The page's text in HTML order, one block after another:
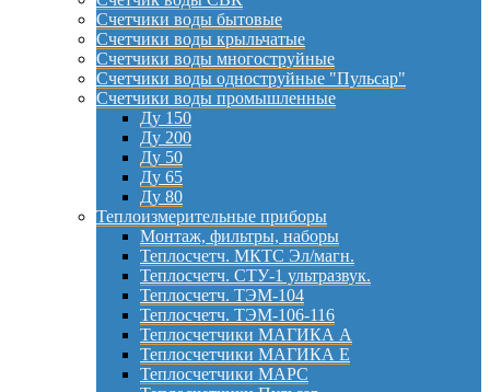
Счетчики воды бытовые
Счетчики воды крыльчатые
Счетчики воды многоструйные
Счетчики воды одноструйные "Пульсар"
Счетчики воды промышленные
Ду 150
Ду 200
Ду 50
Ду 65
Ду 80
Теплоизмерительные приборы
Монтаж, фильтры, наборы
Теплосчетч. МКТС Эл/магн.
Теплосчетч. СТУ-1 ультразвук.
Теплосчетч. ТЭМ-104
Теплосчетч. ТЭМ-106-116
Теплосчетчики МАГИКА А
Теплосчетчики МАГИКА Е
Теплосчетчики МАРС